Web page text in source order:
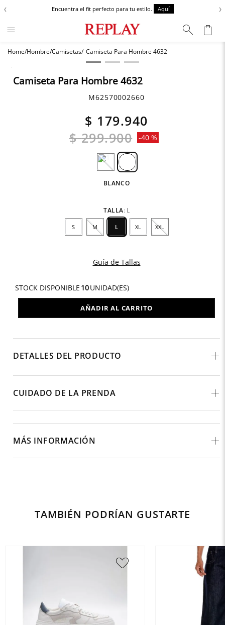
‹ Encuentra el fit perfecto para tu estilo. Aquí ›
Hombre Camisetas Camiseta Para Hombre 4632
Camiseta Para Hombre 4632
M62570002660
$ 179.940
$ 299.900 -40 %
BLANCO
TALLA: L
S M L XL XXL
Guía de Tallas
STOCK DISPONIBLE 10UNIDAD(ES)
AÑADIR AL CARRITO
DETALLES DEL PRODUCTO
CUIDADO DE LA PRENDA
MÁS INFORMACIÓN
TAMBIÉN PODRÍAN GUSTARTE
Términos más buscados